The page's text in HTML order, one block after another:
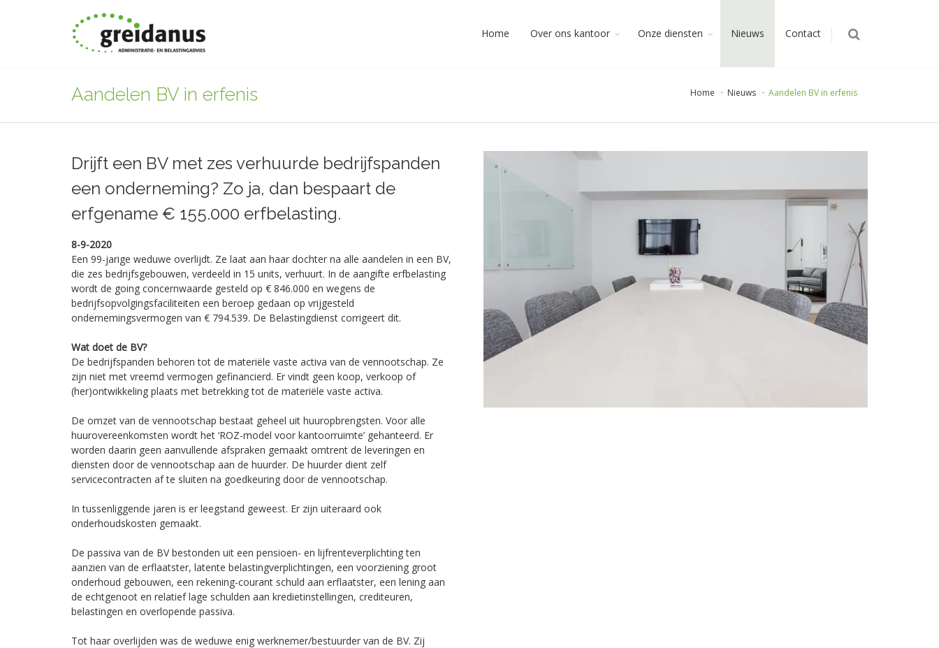
Home Over ons kantoor Onze diensten Nieuws Contact
Home Nieuws Aandelen BV in erfenis
Aandelen BV in erfenis
Drijft een BV met zes verhuurde bedrijfspanden
een onderneming? Zo ja, dan bespaart de
erfgename € 155.000 erfbelasting.
8-9-2020
Een 99-jarige weduwe overlijdt. Ze laat aan haar dochter na alle aandelen in een BV,
die zes bedrijfsgebouwen, verdeeld in 15 units, verhuurt. In de aangifte erfbelasting
wordt de going concernwaarde gesteld op € 846.000 en wegens de
bedrijfsopvolgingsfaciliteiten een beroep gedaan op vrijgesteld
ondernemingsvermogen van € 794.539. De Belastingdienst corrigeert dit.
Wat doet de BV?
De bedrijfspanden behoren tot de materiële vaste activa van de vennootschap. Ze
zijn niet met vreemd vermogen gefinancierd. Er vindt geen koop, verkoop of
(her)ontwikkeling plaats met betrekking tot de materiële vaste activa.
De omzet van de vennootschap bestaat geheel uit huuropbrengsten. Voor alle
huurovereenkomsten wordt het ‘ROZ-model voor kantoorruimte’ gehanteerd. Er
worden daarin geen aanvullende afspraken gemaakt omtrent de leveringen en
diensten door de vennootschap aan de huurder. De huurder dient zelf
servicecontracten af te sluiten na goedkeuring door de vennootschap.
In tussenliggende jaren is er leegstand geweest. Er zijn uiteraard ook
onderhoudskosten gemaakt.
De passiva van de BV bestonden uit een pensioen- en lijfrenteverplichting ten
aanzien van de erflaatster, latente belastingverplichtingen, een voorziening groot
onderhoud gebouwen, een rekening-courant schuld aan erflaatster, een lening aan
de echtgenoot en relatief lage schulden aan kredietinstellingen, crediteuren,
belastingen en overlopende passiva.
Tot haar overlijden was de weduwe enig werknemer/bestuurder van de BV. Zij